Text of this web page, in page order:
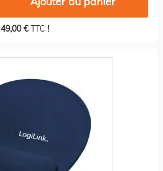
49,00 €TTC !